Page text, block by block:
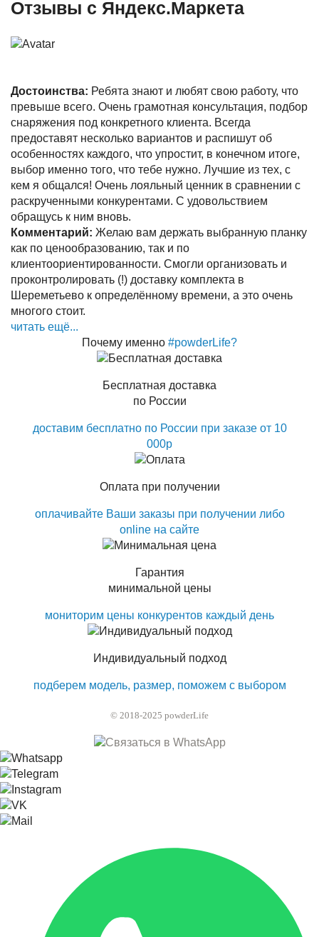
Отзывы с Яндекс.Маркета
Достоинства: Ребята знают и любят свою работу, что
превыше всего. Очень грамотная консультация, подбор
снаряжения под конкретного клиента. Всегда
предоставят несколько вариантов и распишут об
особенностях каждого, что упростит, в конечном итоге,
выбор именно того, что тебе нужно. Лучшие из тех, с
кем я общался! Очень лояльный ценник в сравнении с
раскрученными конкурентами. С удовольствием
обращусь к ним вновь.
Комментарий: Желаю вам держать выбранную планку
как по ценообразованию, так и по
клиентоориентированности. Смогли организовать и
проконтролировать (!) доставку комплекта в
Шереметьево к определённому времени, а это очень
многого стоит.
читать ещё...
Почему именно #powderLife?
Бесплатная доставка
по России
доставим бесплатно по России при заказе от 10
000р
Оплата при получении
оплачивайте Ваши заказы при получении либо
online на сайте
Гарантия
минимальной цены
мониторим цены конкурентов каждый день
Индивидуальный подход
подберем модель, размер, поможем с выбором
© 2018-2025 powderLife